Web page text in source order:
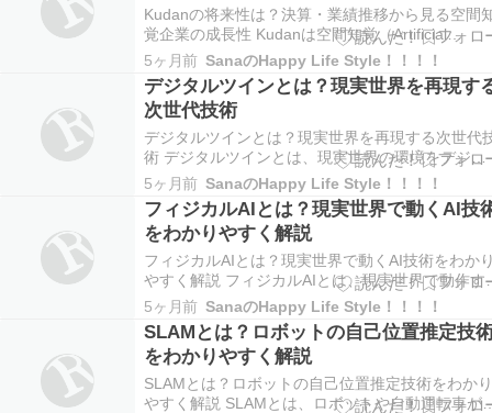
Kudanの将来性は？決算・業績推移から見る空間
覚企業の成長性 Kudanは空間知覚（Artificial
Perception）技術を開発するDeepTech企業です。
ロボットや自動運転、ドローンなどの「機械の目
となる技術を提供しており、近年はフィジカルAI
デジタルツイ…
5ヶ月前 SanaのHappy Life Style！！！！
デジタルツインとは？現実世界を再現す
次世代技術
デジタルツインとは？現実世界を再現する次世代
術 デジタルツインとは、現実世界の環境をデジタ
ル空間に再現する技術です。 工場や都市などを3D
空間として再現し、分析やシミュレーションに利
します。 デジタルツインとは デジタルツインでは
現実世界のデータをリアルタイムで取得し、仮想
空…
5ヶ月前 SanaのHappy Life Style！！！！
フィジカルAIとは？現実世界で動くAI技
をわかりやすく解説
フィジカルAIとは？現実世界で動くAI技術をわか
やすく解説 フィジカルAIとは、現実世界で動作す
AIのことです。 ロボットや自動運転など、実際の
境で動くシステムに使われます。 フィジカルAIと
通常のAIはデータ分析などソフトウェア中心です
が、フィジカルAIは現実世界で動…
5ヶ月前 SanaのHappy Life Style！！！！
SLAMとは？ロボットの自己位置推定技
をわかりやすく解説
SLAMとは？ロボットの自己位置推定技術をわか
やすく解説 SLAMとは、ロボットや自動運転車が